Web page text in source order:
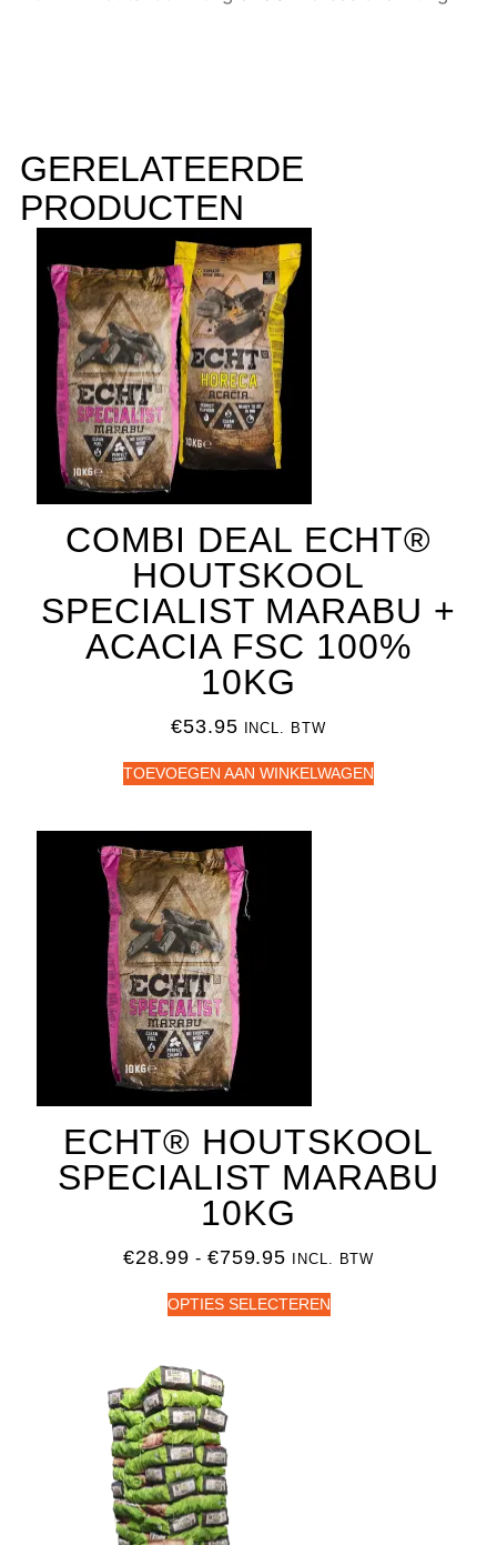
GERELATEERDE
PRODUCTEN
COMBI DEAL ECHT®
HOUTSKOOL
SPECIALIST MARABU +
ACACIA FSC 100%
10KG
€53.95 INCL. BTW
TOEVOEGEN AAN WINKELWAGEN
ECHT® HOUTSKOOL
SPECIALIST MARABU
10KG
€28.99 - €759.95 INCL. BTW
OPTIES SELECTEREN